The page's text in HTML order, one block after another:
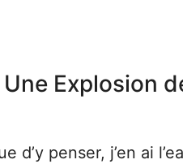
Explosion
d’y penser, j’en ai